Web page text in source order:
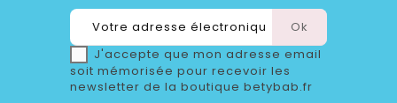
J'accepte que mon adresse email
soit mémorisée pour recevoir les
newsletter de la boutique betybab.fr